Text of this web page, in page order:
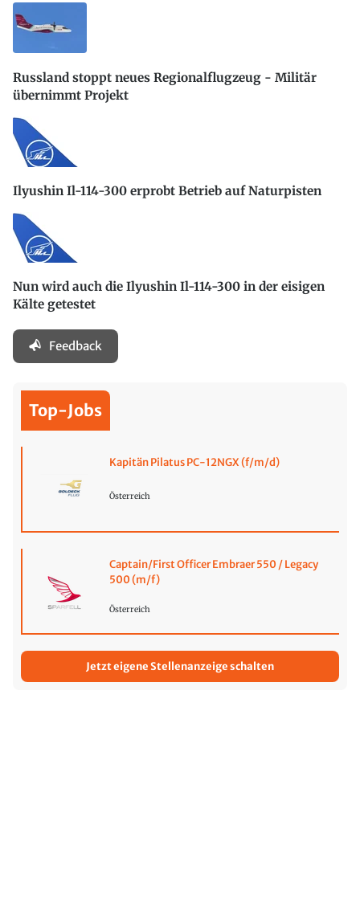
Russland stoppt neues Regionalflugzeug - Militär
übernimmt Projekt
Ilyushin Il-114-300 erprobt Betrieb auf Naturpisten
Nun wird auch die Ilyushin Il-114-300 in der eisigen
Kälte getestet
Feedback
Top-Jobs
Kapitän Pilatus PC-12NGX (f/m/d)
Österreich
Captain/First Officer Embraer 550 / Legacy
500 (m/f)
Österreich
Jetzt eigene Stellenanzeige schalten